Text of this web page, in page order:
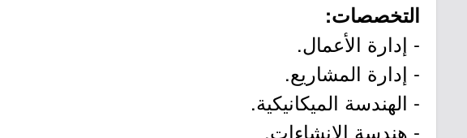
التخصصات:
- إدارة الأعمال.
- إدارة المشاريع.
- الهندسة الميكانيكية.
- هندسة الإنشاءات.